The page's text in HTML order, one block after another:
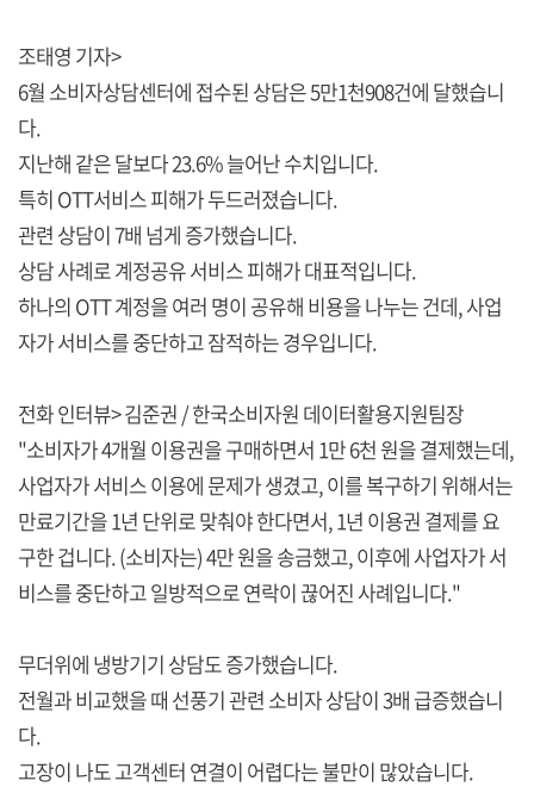
조태영 기자>
6월 소비자상담센터에 접수된 상담은 5만1천908건에 달했습니
다.
지난해 같은 달보다 23.6% 늘어난 수치입니다.
특히 OTT서비스 피해가 두드러졌습니다.
관련 상담이 7배 넘게 증가했습니다.
상담 사례로 계정공유 서비스 피해가 대표적입니다.
하나의 OTT 계정을 여러 명이 공유해 비용을 나누는 건데, 사업
자가 서비스를 중단하고 잠적하는 경우입니다.
전화 인터뷰> 김준권 / 한국소비자원 데이터활용지원팀장
"소비자가 4개월 이용권을 구매하면서 1만 6천 원을 결제했는데,
사업자가 서비스 이용에 문제가 생겼고, 이를 복구하기 위해서는
만료기간을 1년 단위로 맞춰야 한다면서, 1년 이용권 결제를 요
구한 겁니다. (소비자는) 4만 원을 송금했고, 이후에 사업자가 서
비스를 중단하고 일방적으로 연락이 끊어진 사례입니다."
무더위에 냉방기기 상담도 증가했습니다.
전월과 비교했을 때 선풍기 관련 소비자 상담이 3배 급증했습니
다.
고장이 나도 고객센터 연결이 어렵다는 불만이 많았습니다.